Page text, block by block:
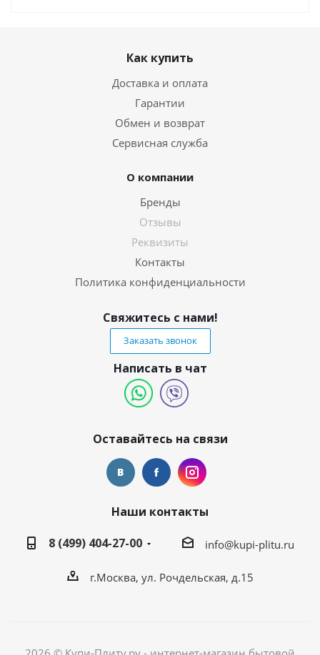
Как купить
Доставка и оплата
Гарантии
Обмен и возврат
Сервисная служба
О компании
Бренды
Отзывы
Реквизиты
Контакты
Политика конфиденциальности
Свяжитесь с нами!
Заказать звонок
Написать в чат
Оставайтесь на связи
Наши контакты
8 (499) 404-27-00
info@kupi-plitu.ru
г.Москва, ул. Рочдельская, д.15